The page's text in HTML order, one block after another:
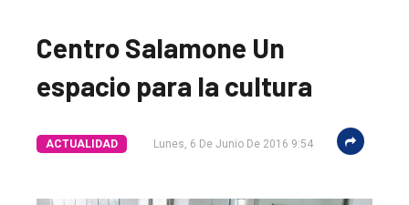
Centro Salamone Un
espacio para la cultura
ACTUALIDAD Lunes, 6 De Junio De 2016 9:54